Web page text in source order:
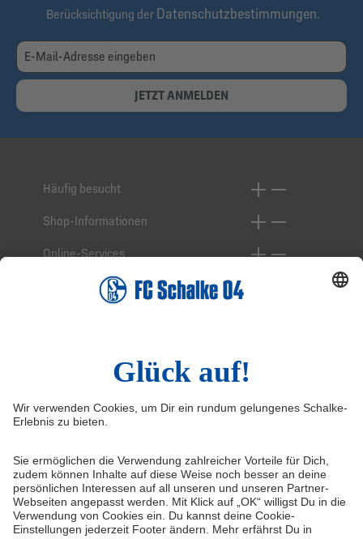
Berücksichtigung der Datenschutzbestimmungen.
JETZT ANMELDEN
Häufig besucht
Shop-Informationen
Online-Services
Service-Hotline
Widerruf Vertrag widerrufen
AGB
Cookie-Einstellungen
Datenschutzerklärung Impressum